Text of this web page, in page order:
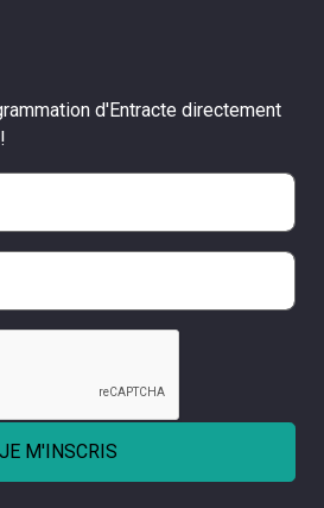
d'Entracte directement